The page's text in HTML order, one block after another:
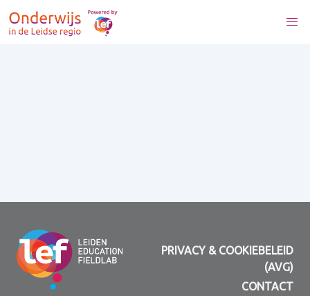
PRIVACY & COOKIEBELEID
(AVG)
CONTACT